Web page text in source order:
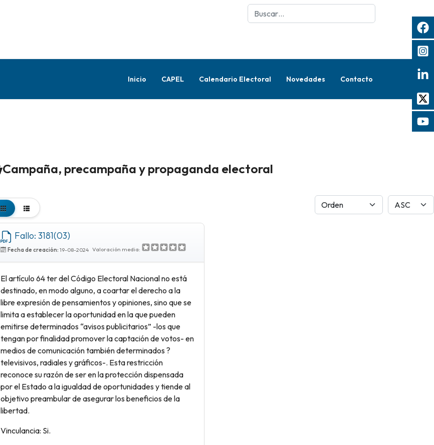
Buscar
Inicio CAPEL Calendario Electoral Novedades Contacto
Campaña, precampaña y propaganda electoral
Fallo: 3181(03)
Fecha de creación: 19-08-2024 Valoración media:
El artículo 64 ter del Código Electoral Nacional no está
destinado, en modo alguno, a coartar el derecho a la
libre expresión de pensamientos y opiniones, sino que se
limita a establecer la oportunidad en la que pueden
emitirse determinados “avisos publicitarios” -los que
tengan por finalidad promover la captación de votos- en
medios de comunicación también determinados ?
televisivos, radiales y gráficos-. Esta restricción
reconoce su razón de ser en la protección dispensada
por el Estado a la igualdad de oportunidades y tiende al
objetivo preambular de asegurar los beneficios de la
libertad.
Vinculancia: Si.